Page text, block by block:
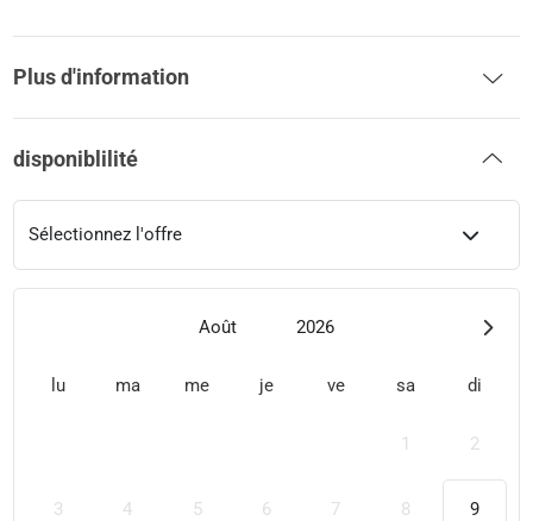
Plus d'information
disponiblilité
Sélectionnez l'offre
Août 2026
lu ma me je ve sa di
1 2
3 4 5 6 7 8 9